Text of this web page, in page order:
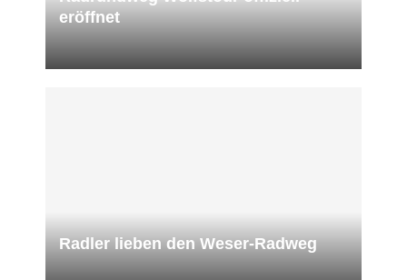
eröffnet
Radler lieben den Weser-Radweg